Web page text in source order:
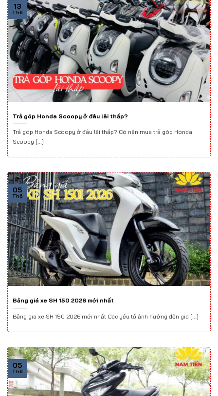
Trả góp Honda Scoopy ở đâu lãi thấp?
Trả góp Honda Scoopy ở đâu lãi thấp? Có nên mua trả góp Honda
Scoopy [...]
13
Th6
Bảng giá xe SH 150 2026 mới nhất
Bảng giá xe SH 150 2026 mới nhất Các yếu tố ảnh hưởng đến giá [...]
05
Th6
05
Th6